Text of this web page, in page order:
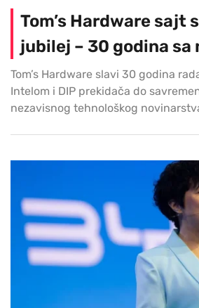
Tom’s Hardware sajt
jubilej – 30 godina sa
Tom’s Hardware slavi 30 godina
Intelom i DIP prekidača do
nezavisnog tehnološkog